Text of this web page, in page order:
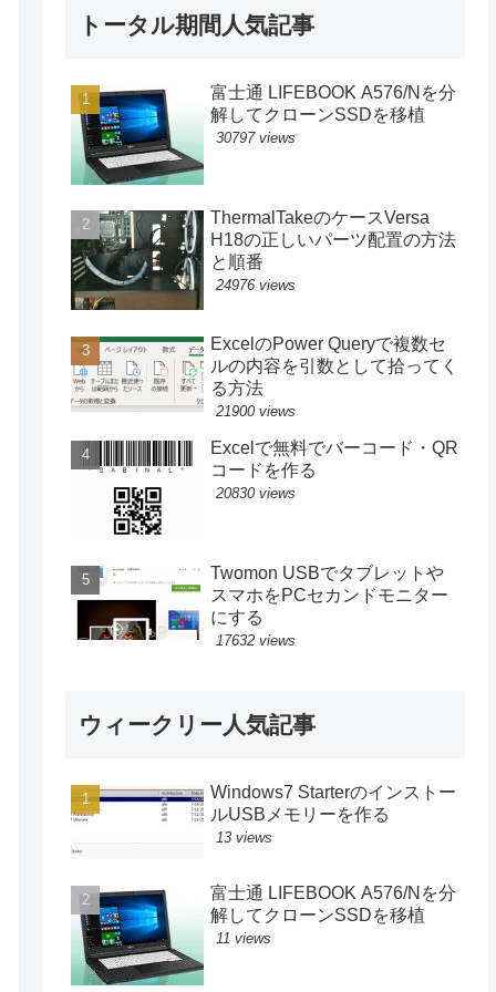
トータル期間人気記事
富士通 LIFEBOOK A576/Nを分
解してクローンSSDを移植
30797 views
ThermalTakeのケースVersa
H18の正しいパーツ配置の方法
と順番
24976 views
ExcelのPower Queryで複数セ
ルの内容を引数として拾ってく
る方法
21900 views
Excelで無料でバーコード・QR
コードを作る
20830 views
Twomon USBでタブレットや
スマホをPCセカンドモニター
にする
17632 views
ウィークリー人気記事
Windows7 Starterのインストー
ルUSBメモリーを作る
13 views
富士通 LIFEBOOK A576/Nを分
解してクローンSSDを移植
11 views